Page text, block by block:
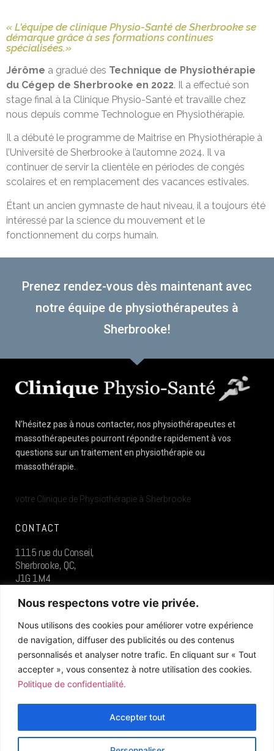
Nous respectons votre vie privée.
Nous utilisons des cookies pour améliorer votre expérience
de navigation, diffuser des publicités ou des contenus
personnalisés et analyser notre trafic. En cliquant sur « Tout
accepter », vous consentez à notre utilisation des cookies.
Politique de confidentialité.
Accepter tout
« L'équipe de clinique Physio-Santé de Sherbrooke se
démarque grâce à ses formations continues
spécialisées.»
Jérôme a gradué des Technique de Physiothérapie
du Cégep de Sherbrooke en 2022. Il a effectué son
stage final à la Clinique Physio-Santé et travaille chez
nous depuis comme Technologue en Physiothérapie.
Il a débuté le programme de Maitrise en Physiothérapie à
l’Université de Sherbrooke à l’automne 2024. Il va
continuer de servir la clientèle en périodes de congés
scolaires et en remplacement des vacances estivales.
Étant un ancien gymnaste de haut niveau, il a toujours été
intéressé par la science du mouvement et le
fonctionnement du corps humain.
Prenez rendez-vous dès maintenant avec
notre équipe de physiothérapeutes à
Sherbrooke!
N’hésitez pas à nous contacter, nos physiothérapeutes et
massothérapeutes pourront répondre rapidement à vos
questions sur un traitement en physiothérapie ou
massothérapie.
votre Clinique de Physiothérapie à Sherbrooke
CONTACT
1115 rue du Conseil,
Sherbrooke, QC,
J1G 1M4
819.573.0400
SUIVEZ-NOUS
© 2026 / TOUS DROITS RÉSERVÉS